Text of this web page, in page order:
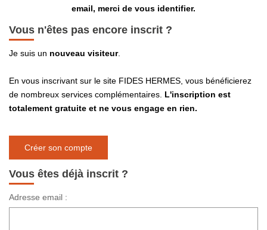
NOTRE AGENCE
Qui Sommes-Nous
email, merci de vous identifier.
Vous n'êtes pas encore inscrit ?
Je suis un nouveau visiteur.
En vous inscrivant sur le site FIDES HERMES, vous bénéficierez
de nombreux services complémentaires. L'inscription est
totalement gratuite et ne vous engage en rien.
Créer son compte
Vous êtes déjà inscrit ?
Adresse email :